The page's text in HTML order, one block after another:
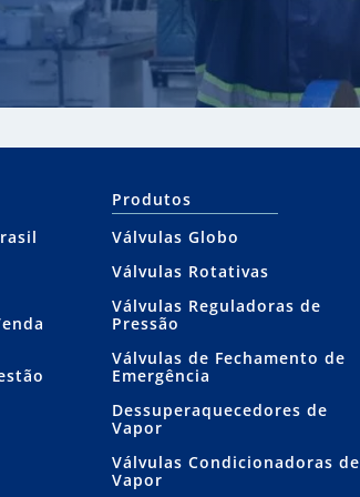
Produtos
Válvulas Globo
Válvulas Rotativas
Válvulas Reguladoras de
Pressão
Válvulas de Fechamento de
Emergência
Dessuperaquecedores de
Vapor
Válvulas Condicionadoras de
Vapor